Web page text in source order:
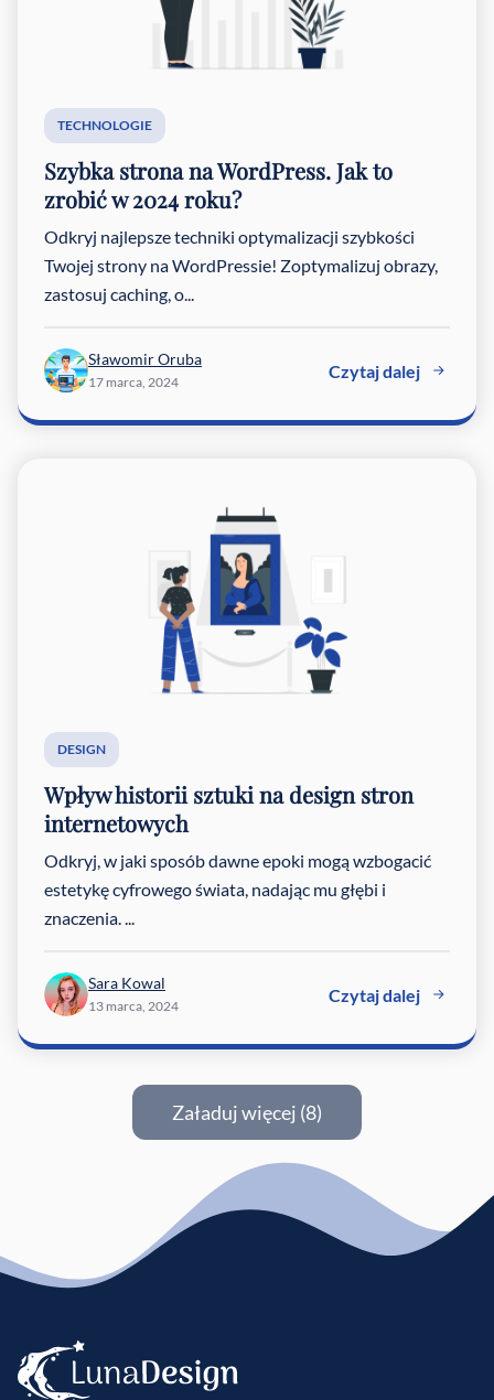
TECHNOLOGIE
Szybka strona na WordPress. Jak to
zrobić w 2024 roku?
Odkryj najlepsze techniki optymalizacji szybkości
Twojej strony na WordPressie! Zoptymalizuj obrazy,
zastosuj caching, o...
Sławomir Oruba
17 marca, 2024
Czytaj dalej
DESIGN
Wpływ historii sztuki na design stron
internetowych
Odkryj, w jaki sposób dawne epoki mogą wzbogacić
estetykę cyfrowego świata, nadając mu głębi i
znaczenia. ...
Sara Kowal
13 marca, 2024
Czytaj dalej
Załaduj więcej (8)